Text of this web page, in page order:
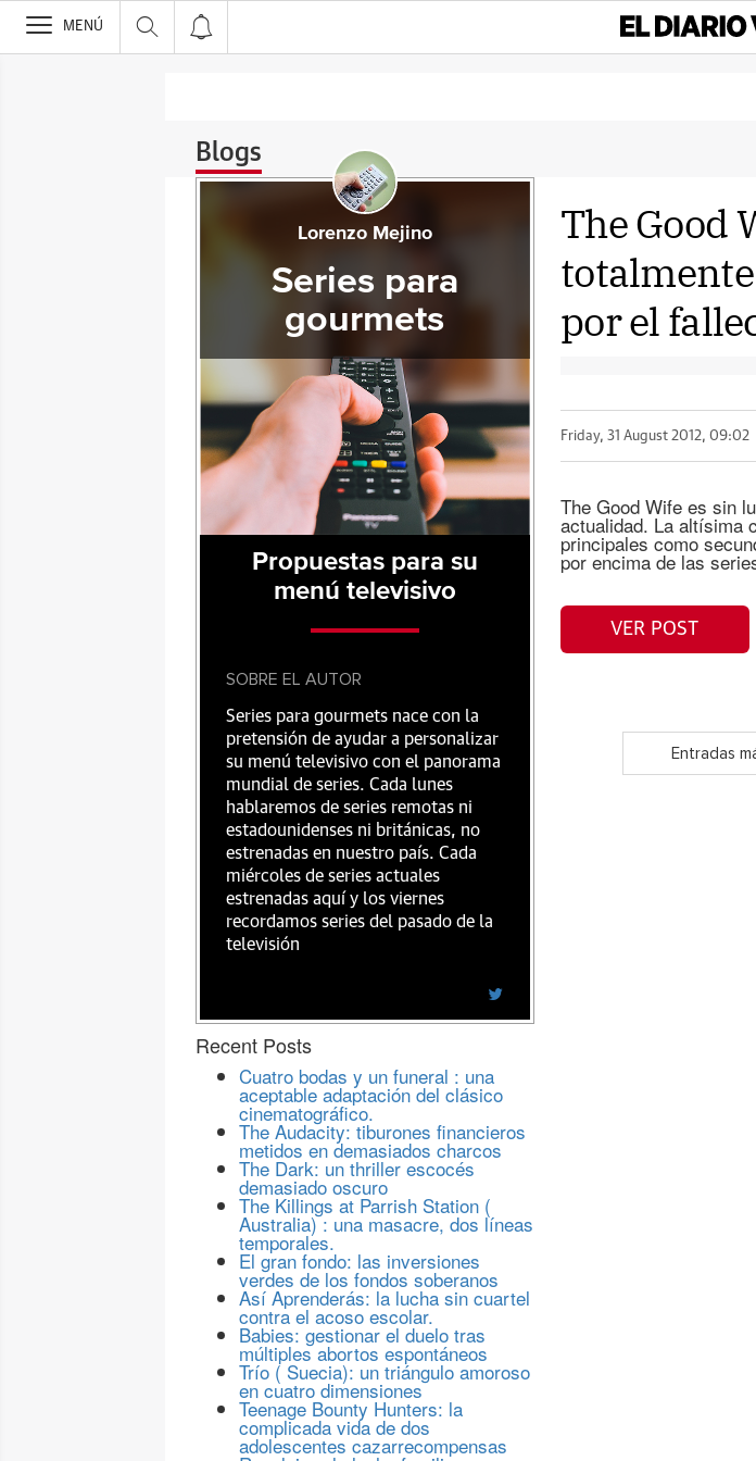
>
MENÚ
Blogs
The Good
por el
Friday, 31 August 2012, 09:02
The Good Wife es sin
actualidad. La altísima
principales como
por encima de las
VER POST
Entradas
Lorenzo Mejino
Series para
gourmets
Propuestas para su
menú televisivo
SOBRE EL AUTOR
Series para gourmets nace con la
pretensión de ayudar a personalizar
su menú televisivo con el panorama
mundial de series. Cada lunes
hablaremos de series remotas ni
estadounidenses ni británicas, no
estrenadas en nuestro país. Cada
miércoles de series actuales
estrenadas aquí y los viernes
recordamos series del pasado de la
televisión
Recent Posts
Cuatro bodas y un funeral : una
aceptable adaptación del clásico
cinematográfico.
The Audacity: tiburones financieros
metidos en demasiados charcos
The Dark: un thriller escocés
demasiado oscuro
The Killings at Parrish Station (
Australia) : una masacre, dos líneas
temporales.
El gran fondo: las inversiones
verdes de los fondos soberanos
Así Aprenderás: la lucha sin cuartel
contra el acoso escolar.
Babies: gestionar el duelo tras
múltiples abortos espontáneos
Trío ( Suecia): un triángulo amoroso
en cuatro dimensiones
Teenage Bounty Hunters: la
complicada vida de dos
adolescentes cazarrecompensas